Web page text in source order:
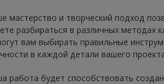
мастерство и творческий подход
разбираться в различных методах
вам выбирать правильные
в каждой детали вашего
работа будет способствовать